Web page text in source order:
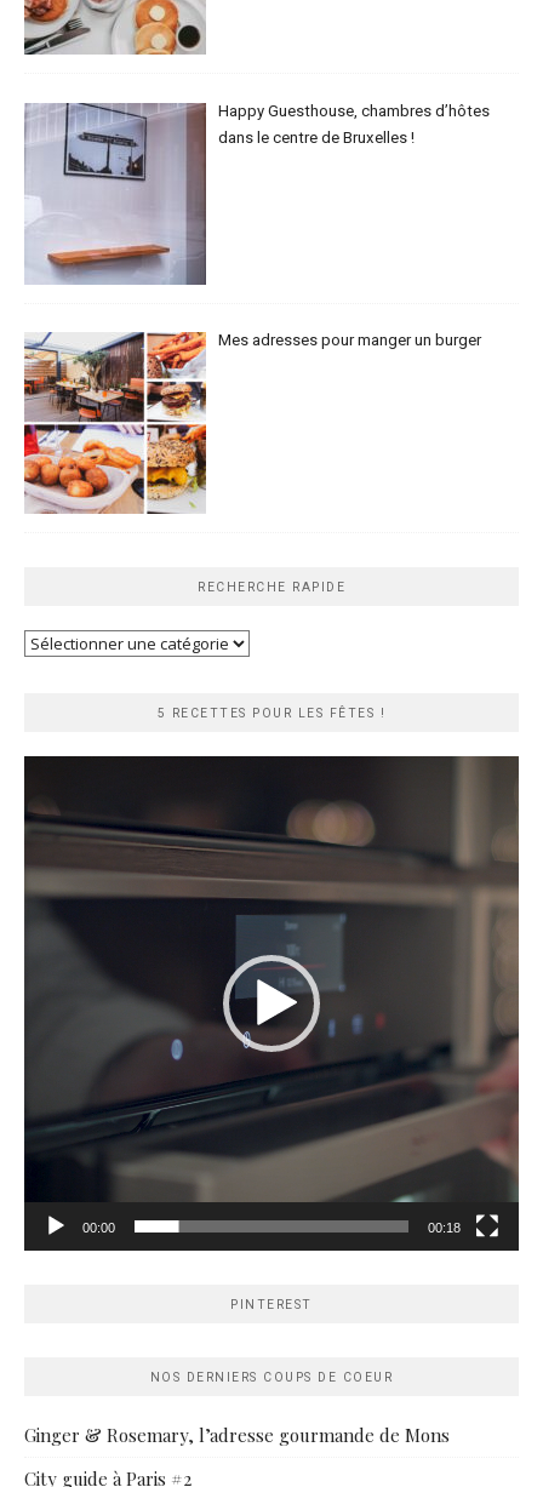
Happy Guesthouse, chambres d’hôtes
dans le centre de Bruxelles !
Mes adresses pour manger un burger
RECHERCHE RAPIDE
Recherche
5 RECETTES POUR LES FÊTES !
00:00 00:18
PINTEREST
NOS DERNIERS COUPS DE COEUR
Ginger & Rosemary, l’adresse gourmande de Mons
City guide à Paris #2